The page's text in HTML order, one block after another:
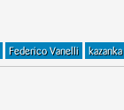
Federico Vanelli kazanka